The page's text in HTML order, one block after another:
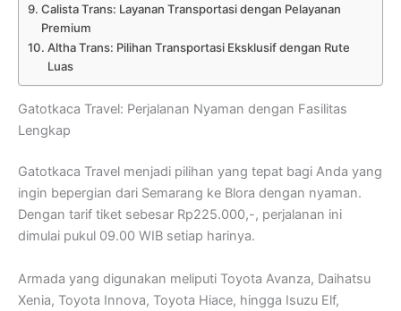
Calista Trans: Layanan Transportasi dengan Pelayanan
Premium
Altha Trans: Pilihan Transportasi Eksklusif dengan Rute
Luas
Gatotkaca Travel: Perjalanan Nyaman dengan Fasilitas
Lengkap
Gatotkaca Travel menjadi pilihan yang tepat bagi Anda yang
ingin bepergian dari Semarang ke Blora dengan nyaman.
Dengan tarif tiket sebesar Rp225.000,-, perjalanan ini
dimulai pukul 09.00 WIB setiap harinya.
Armada yang digunakan meliputi Toyota Avanza, Daihatsu
Xenia, Toyota Innova, Toyota Hiace, hingga Isuzu Elf,